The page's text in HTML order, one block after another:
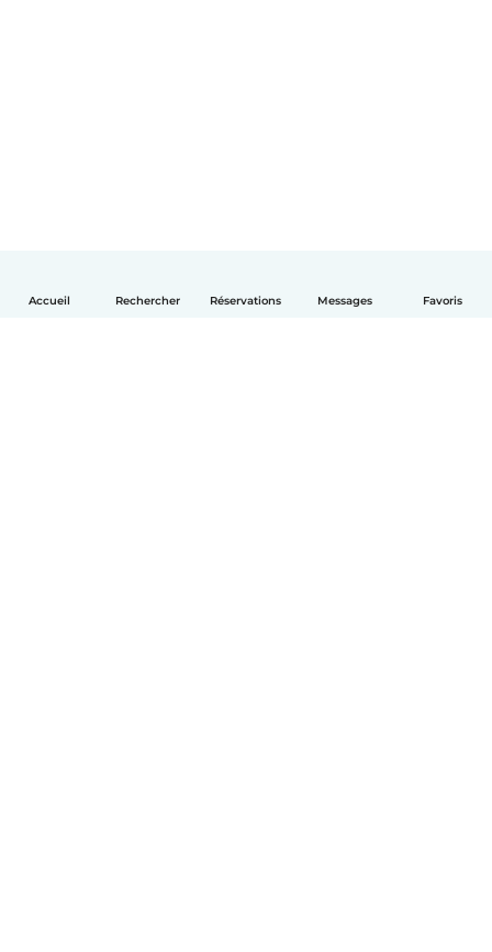
Accueil Rechercher Réservations Messages Favoris